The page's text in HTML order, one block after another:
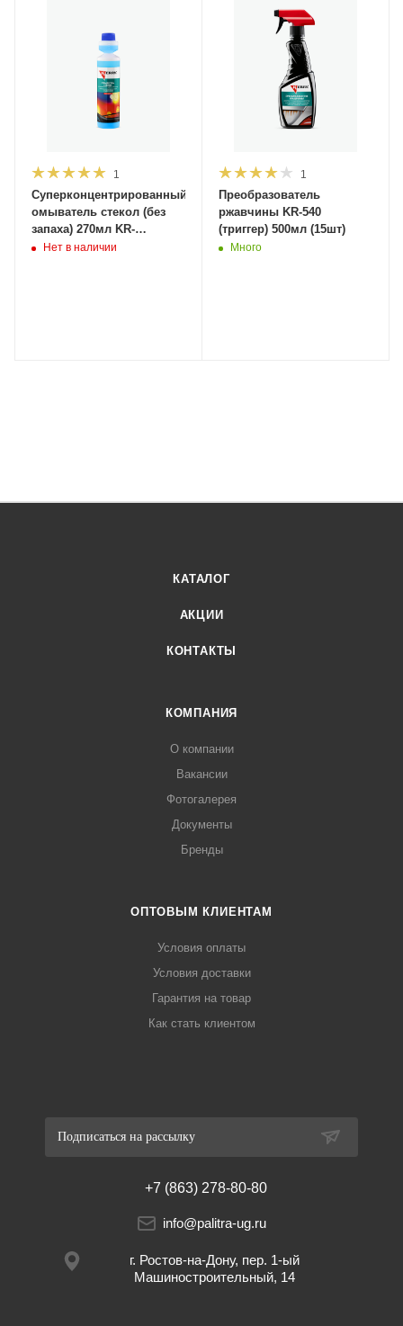
1
Суперконцентрированный
омыватель стекол (без
запаха) 270мл KR-
336(15шт)
Нет в наличии
1
Преобразователь
ржавчины KR-540
(триггер) 500мл (15шт)
Много
КАТАЛОГ
АКЦИИ
КОНТАКТЫ
КОМПАНИЯ
О компании
Вакансии
Фотогалерея
Документы
Бренды
ОПТОВЫМ КЛИЕНТАМ
Условия оплаты
Условия доставки
Гарантия на товар
Как стать клиентом
Подписаться на рассылку
+7 (863) 278-80-80
info@palitra-ug.ru
г. Ростов-на-Дону, пер. 1-ый
Машиностроительный, 14